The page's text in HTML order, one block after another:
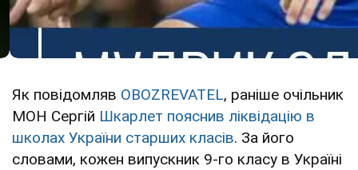
Як повідомляв OBOZREVATEL, раніше очільник
МОН Сергій Шкарлет пояснив ліквідацію в
школах України старших класів. За його
словами, кожен випускник 9-го класу в Україні